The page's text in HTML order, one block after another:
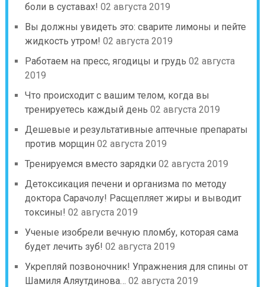
боли в суставах! 02 августа 2019
Вы должны увидеть это: сварите лимоны и пейте
жидкость утром! 02 августа 2019
Работаем на пресс, ягодицы и грудь 02 августа
2019
Что происходит с вашим телом, когда вы
тренируетесь каждый день 02 августа 2019
Дешевые и результативные аптечные препараты
против морщин 02 августа 2019
Тренируемся вместо зарядки 02 августа 2019
Детоксикация печени и организма по методу
доктора Сарачолу! Расщепляет жиры и выводит
токсины! 02 августа 2019
Ученые изобрели вечную пломбу, которая сама
будет лечить зуб! 02 августа 2019
Укрепляй позвоночник! Упражнения для спины от
Шамиля Аляутдинова… 02 августа 2019